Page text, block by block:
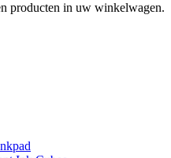
producten in uw winkelwagen.